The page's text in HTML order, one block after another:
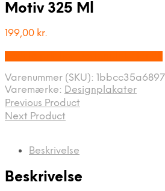
Motiv 325 Ml
199,00 kr.
Varenummer (SKU): 1bbcc35a6897
Varemærke: Designplakater
Previous Product
Next Product
Beskrivelse
Beskrivelse